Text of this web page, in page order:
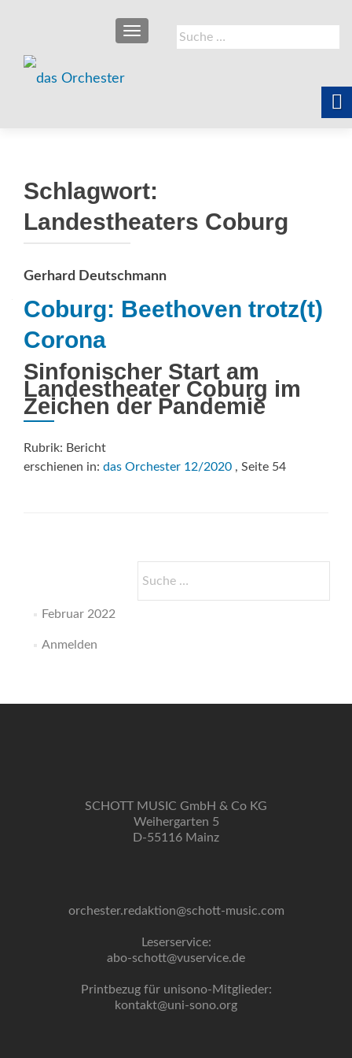
Suche
nach:
SCHALTE NAVIGATION
Schlagwort:
Landestheaters Coburg
Gerhard Deutschmann
Coburg: Beethoven trotz(t)
Corona
Sinfonischer Start am
Landestheater Coburg im
Zeichen der Pandemie
Rubrik: Bericht
erschienen in: das Orchester 12/2020 , Seite 54
nach:
Februar 2022
Anmelden
SCHOTT MUSIC GmbH & Co KG
Weihergarten 5
D-55116 Mainz
orchester.redaktion@schott-music.com
Leserservice:
abo-schott@vuservice.de
Printbezug für unisono-Mitglieder:
kontakt@uni-sono.org